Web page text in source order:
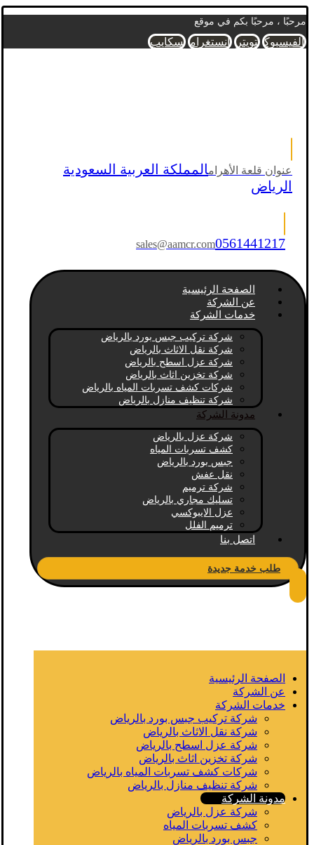
مرحبًا ، مرحبًا بكم في موقع
الفيسبوك تويتر انستغرام سكايب
عنوان قلعة الأهرامالمملكة العربية السعودية
الرياض
sales@aamcr.com0561441217
الصفحة الرئيسية
عن الشركة
خدمات الشركة
شركة تركيب جبس بورد بالرياض
شركة نقل الاثاث بالرياض
شركة عزل اسطح بالرياض
شركة تخزين اثاث بالرياض
شركات كشف تسربات المياه بالرياض
شركة تنظيف منازل بالرياض
مدونة الشركة
شركة عزل بالرياض
كشف تسربات المياه
جبس بورد بالرياض
نقل عفش
شركة ترميم
تسليك مجاري بالرياض
عزل الايبوكسي
ترميم الفلل
اتصل بنا
طلب خدمة جديدة
الصفحة الرئيسية
عن الشركة
خدمات الشركة
شركة تركيب جبس بورد بالرياض
شركة نقل الاثاث بالرياض
شركة عزل اسطح بالرياض
شركة تخزين اثاث بالرياض
شركات كشف تسربات المياه بالرياض
شركة تنظيف منازل بالرياض
مدونة الشركة
شركة عزل بالرياض
كشف تسربات المياه
جبس بورد بالرياض